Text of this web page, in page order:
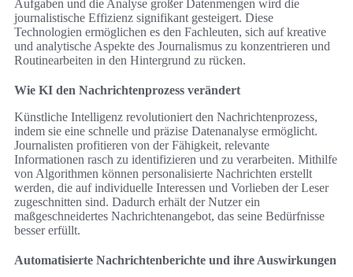
Aufgaben und die Analyse großer Datenmengen wird die
journalistische Effizienz signifikant gesteigert. Diese
Technologien ermöglichen es den Fachleuten, sich auf kreative
und analytische Aspekte des Journalismus zu konzentrieren und
Routinearbeiten in den Hintergrund zu rücken.
Wie KI den Nachrichtenprozess verändert
Künstliche Intelligenz revolutioniert den Nachrichtenprozess,
indem sie eine schnelle und präzise Datenanalyse ermöglicht.
Journalisten profitieren von der Fähigkeit, relevante
Informationen rasch zu identifizieren und zu verarbeiten. Mithilfe
von Algorithmen können personalisierte Nachrichten erstellt
werden, die auf individuelle Interessen und Vorlieben der Leser
zugeschnitten sind. Dadurch erhält der Nutzer ein
maßgeschneidertes Nachrichtenangebot, das seine Bedürfnisse
besser erfüllt.
Automatisierte Nachrichtenberichte und ihre Auswirkungen